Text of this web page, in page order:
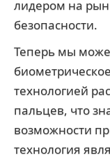
лидером на
безопасности.
Теперь мы
технологией
пальцев, что
возможности
технология